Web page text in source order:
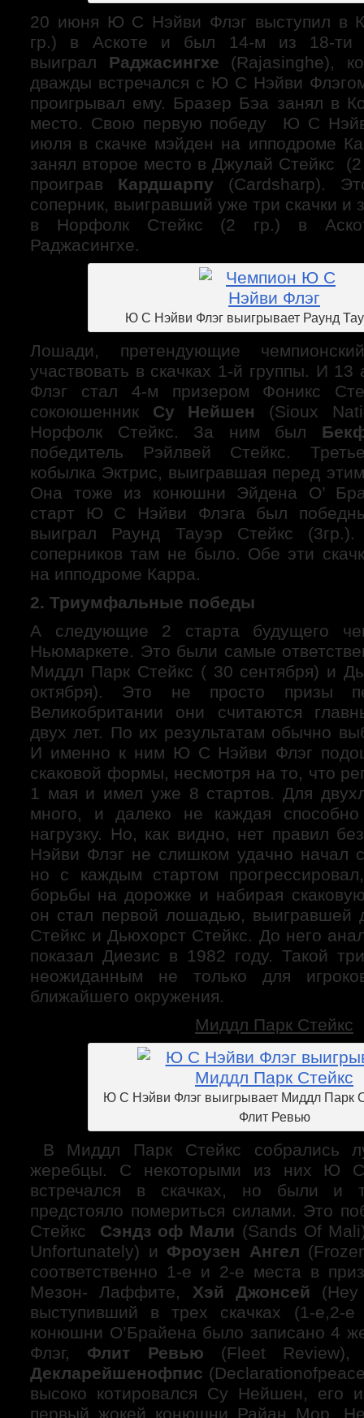
20 июня Ю С Нэйви Флэг выступил в
гр.) в Аскоте и был 14-м из 18-ти
выиграл Раджасингхе (Rajasinghe),
дважды встречался с Ю С Нэйви
проигрывал ему. Бразер Бэа занял в
место. Свою первую победу Ю С
июля в скачке мэйден на ипподроме
занял второе место в Джулай Стейкс
проиграв Кардшарпу (Cardsharp).
соперник, выигравший уже три скачки и
в Норфолк Стейкс (2 гр.) в
Раджасингхе.
Ю С Нэйви Флэг выигрывает Раунд
Лошади, претендующие
участвовать в скачках 1-й группы. И
Флэг стал 4-м призером Фоникс
сокоюшенник Су Нейшен
(Sioux
Норфолк Стейкс. За ним был
победитель Рэйлвей Стейкс.
кобылка Эктрис, выигравшая перед
Она тоже из конюшни Эйдена О’
старт Ю С Нэйви Флэга был
выиграл Раунд Тауэр Стейкс
соперников там не было. Обе эти
на ипподроме Карра.
2. Триумфальные победы
А следующие 2 старта будущего
Ньюмаркете. Это были самые
Миддл Парк Стейкс ( 30 сентября) и
октября). Это не просто призы
Великобритании они считаются
двух лет. По их результатам обычно
И именно к ним Ю С Нэйви Флэг
скаковой формы, несмотря на то, что
1 мая и имел уже 8 стартов. Для
много, и далеко не каждая
нагрузку. Но, как видно, нет правил
Нэйви Флэг не слишком удачно начал
но с каждым стартом
борьбы на дорожке и набирая
он стал первой лошадью, выигравшей
Стейкс и Дьюхорст Стейкс. До него
показал Диезис в 1982 году. Такой
неожиданным не только для
ближайшего окружения.
Миддл Парк Стейкс
Ю С Нэйви Флэг выигрывает Миддл Парк
Флит Ревью
В Миддл Парк Стейкс собрались
жеребцы. С некоторыми из них Ю
встречался в скачках, но были и
предстояло помериться силами. Это
Стейкс Сэндз оф Мали (Sands Of
Unfortunately) и Фроузен Ангел
соответственно 1-е и 2-е места в
Мезон- Лаффите, Хэй Джонсей
выступивший в трех скачках (1-
конюшни О’Брайена было записано 4
Флэг, Флит Ревью (Fleet
Декларейшенофпис
высоко котировался Су Нейшен, его
первый жокей конюшни Райан Мор.